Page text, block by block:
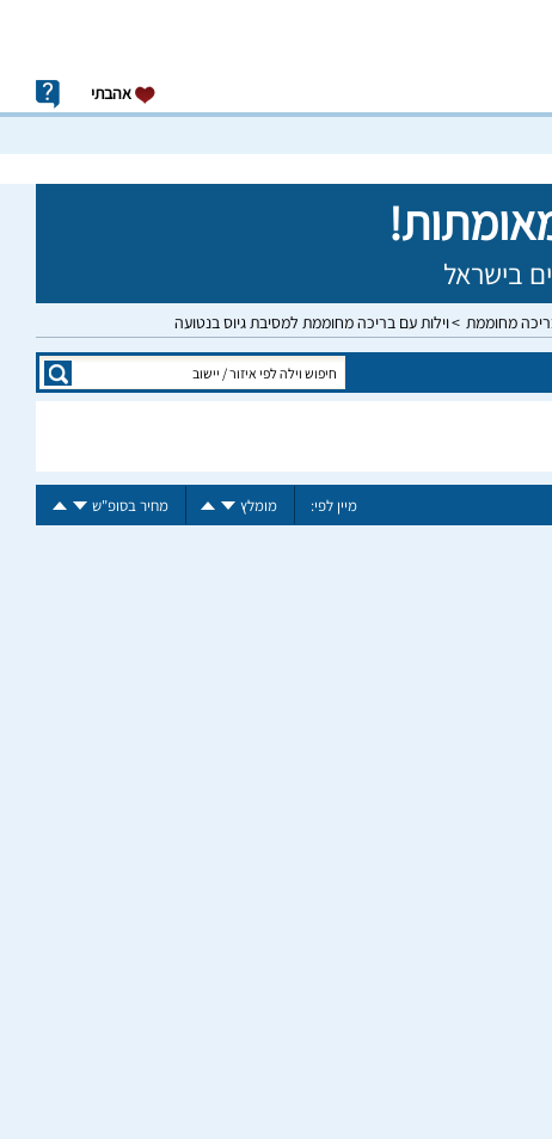
אהבתי
מחוממת וילות עם בריכה מחוממת למסיבת גיוס בנטועה
מיין לפי: מומלץ מחיר בסופ"ש